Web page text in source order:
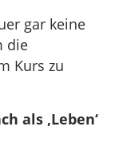
gar keine
die
Kurs zu
als ‚Leben‘